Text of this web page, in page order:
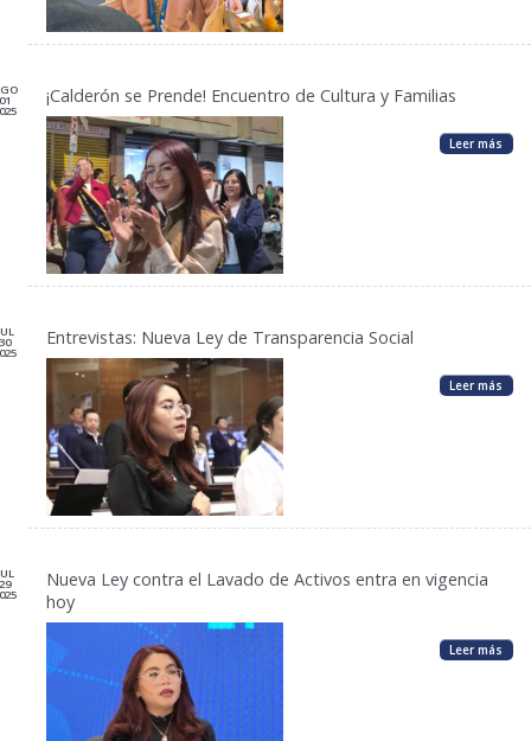
01 ¡Calderón se Prende! Encuentro de Cultura y Familias
Leer más
30 Entrevistas: Nueva Ley de Transparencia Social
Leer más
29
Nueva Ley contra el Lavado de Activos entra en vigencia
hoy
Leer más